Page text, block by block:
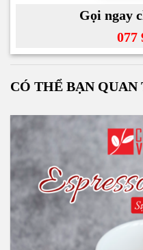
Gọi ngay
077
CÓ THỂ BẠN QUAN